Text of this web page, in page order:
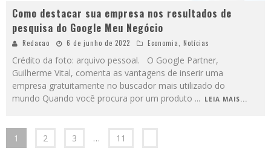
Como destacar sua empresa nos resultados de
pesquisa do Google Meu Negócio
Redacao 6 de junho de 2022 Economia, Notícias
Crédito da foto: arquivo pessoal. O Google Partner,
Guilherme Vital, comenta as vantagens de inserir uma
empresa gratuitamente no buscador mais utilizado do
mundo Quando você procura por um produto ... LEIA MAIS...
1 2 3 … 11